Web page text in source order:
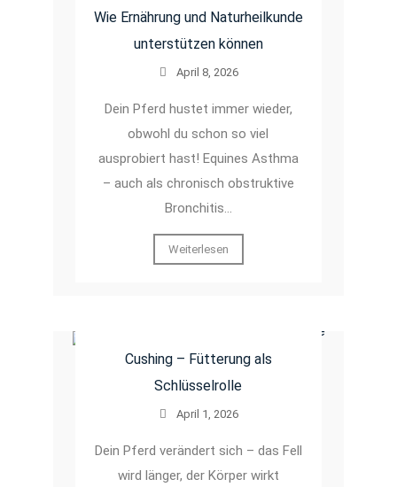
Wie Ernährung und Naturheilkunde
unterstützen können
April 8, 2026
Dein Pferd hustet immer wieder,
obwohl du schon so viel
ausprobiert hast! Equines Asthma
– auch als chronisch obstruktive
Bronchitis…
Weiterlesen
Cushing – Fütterung als
Schlüsselrolle
April 1, 2026
Dein Pferd verändert sich – das Fell
wird länger, der Körper wirkt